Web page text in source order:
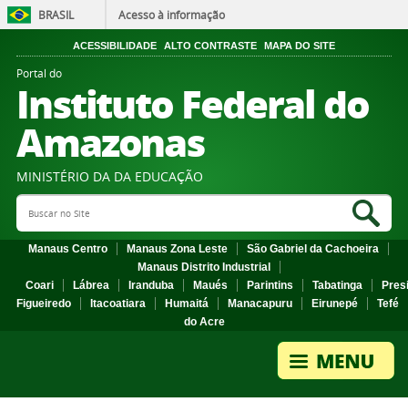
BRASIL Acesso à informação
ACESSIBILIDADE ALTO CONTRASTE MAPA DO SITE
Portal do
Instituto Federal do
Amazonas
MINISTÉRIO DA DA EDUCAÇÃO
Search Site
Manaus Centro Manaus Zona Leste
São Gabriel da Cachoeira
Manaus Distrito Industrial
Coari
Lábrea Iranduba Maués Parintins Tabatinga
Figueiredo
Itacoatiara Humaitá Manacapuru Eirunepé
Tefé
do Acre